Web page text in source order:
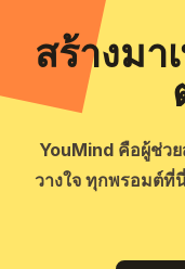
สร้างมา
YouMind คือผู้ช่วย
วางใจ ทุกพรอมต์ที่